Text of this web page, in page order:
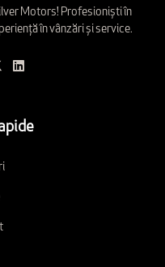
Motors! Profesioniști în
în vânzări și service.